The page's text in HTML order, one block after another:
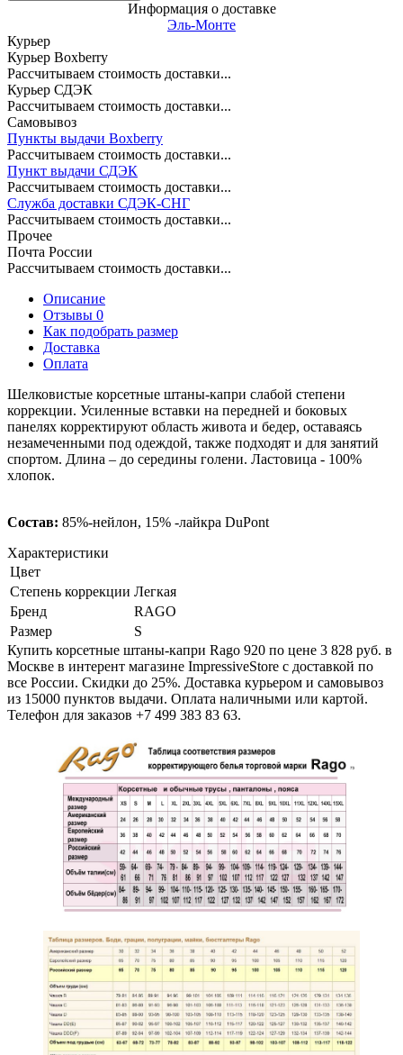
Информация о доставке
Эль-Монте
Курьер
Курьер Boxberry
Рассчитываем стоимость доставки...
Курьер СДЭК
Рассчитываем стоимость доставки...
Самовывоз
Пункты выдачи Boxberry
Рассчитываем стоимость доставки...
Пункт выдачи СДЭК
Рассчитываем стоимость доставки...
Служба доставки СДЭК-СНГ
Рассчитываем стоимость доставки...
Прочее
Почта России
Рассчитываем стоимость доставки...
Описание
Отзывы 0
Как подобрать размер
Доставка
Оплата
Шелковистые корсетные штаны-капри слабой степени
коррекции. Усиленные вставки на передней и боковых
панелях корректируют область живота и бедер, оставаясь
незамеченными под одеждой, также подходят и для занятий
спортом. Длина – до середины голени. Ластовица - 100%
хлопок.
Состав: 85%-нейлон, 15% -лайкра DuPont
Характеристики
Цвет
Степень коррекции Легкая
Бренд
RAGO
Размер
S
Купить корсетные штаны-капри Rago 920 по цене 3 828 руб. в
Москве в интерент магазине ImpressiveStore с доставкой по
все России. Скидки до 25%. Доставка курьером и самовывоз
из 15000 пунктов выдачи. Оплата наличными или картой.
Телефон для заказов +7 499 383 83 63.